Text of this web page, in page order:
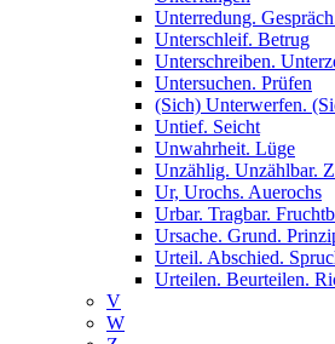
Unterredung.
Unterschleif. Betrug
Unterschreiben.
Untersuchen. Prüfen
(Sich) Unterwerfen.
Untief. Seicht
Unwahrheit. Lüge
Unzählig. Unzählbar.
Ur, Urochs. Auerochs
Urbar. Tragbar.
Ursache. Grund.
Urteil. Abschied.
Urteilen. Beurteilen.
V
W